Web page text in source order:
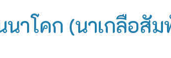
นาโคก (นาเกลือสั